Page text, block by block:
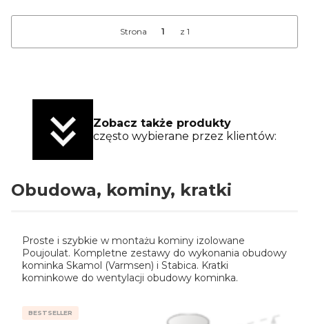
Strona z 1
Zobacz także produkty
często wybierane przez klientów:
Obudowa, kominy, kratki
Proste i szybkie w montażu kominy izolowane
Poujoulat. Kompletne zestawy do wykonania obudowy
kominka Skamol (Varmsen) i Stabica. Kratki
kominkowe do wentylacji obudowy kominka.
BESTSELLER